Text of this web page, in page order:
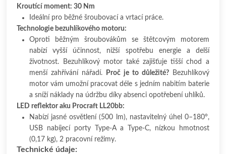
Kroutící moment: 30 Nm
Ideální pro běžné šroubovací a vrtací práce.
Technologie bezuhlíkového motoru:
Oproti běžným šroubovákům se štětcovým motorem
nabízí vyšší účinnost, nižší spotřebu energie a delší
životnost. Bezuhlíkový motor také zajišťuje tišší chod a
menší zahřívání nářadí.
Proč je to důležité?Bezuhlíkový
motor vám umožní pracovat déle s jedním nabitím baterie
a sníží náklady na údržbu díky absenci opotřebení uhlíků.
LED reflektor aku Procraft LL20bb:
Nabízí jasné osvětlení (500 lm), nastavitelný úhel 0–180°,
USB nabíjecí porty Type-A a Type-C, nízkou hmotnost
(0,17 kg), 2 pracovní režimy.
Technické údaje: